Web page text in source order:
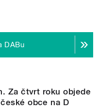
DABu
Za čtvrt roku objede
obce na D